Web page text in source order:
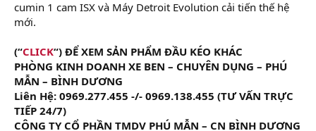
cumin 1 cam ISX và Máy Detroit Evolution cải tiến thế hệ
mới.
(“CLICK“) ĐỂ XEM SẢN PHẨM ĐẦU KÉO KHÁC
PHÒNG KINH DOANH XE BEN – CHUYÊN DỤNG – PHÚ
MẪN – BÌNH DƯƠNG
Liên Hệ: 0969.277.455 -/- 0969.138.455 (TƯ VẤN TRỰC
TIẾP 24/7)
CÔNG TY CỔ PHẦN TMDV PHÚ MẪN – CN BÌNH DƯƠNG